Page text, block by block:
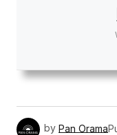
by Pan Orama